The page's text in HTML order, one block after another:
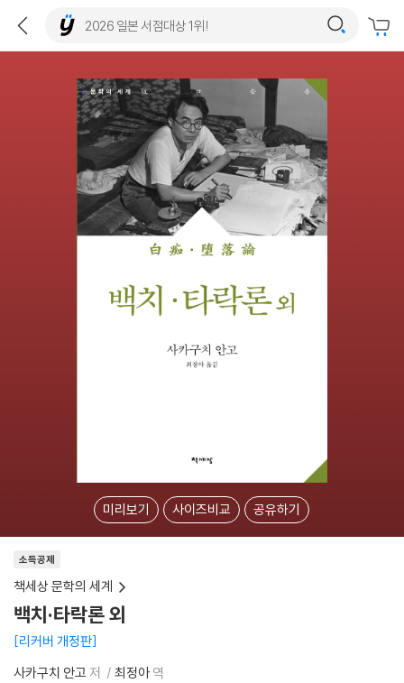
미리보기 사이즈비교 공유하기
소득공제
책세상 문학의 세계
백치·타락론 외
리커버 개정판
사카구치 안고 저 최정아역